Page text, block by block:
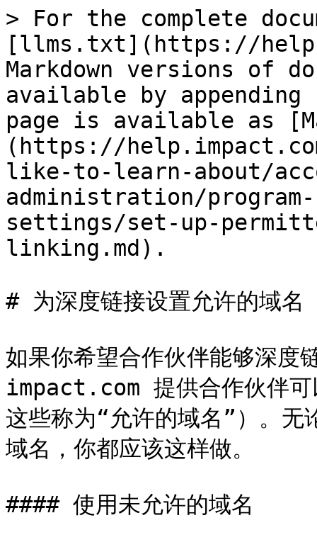
> For the complete
[llms.txt](https://
Markdown versions of
available by
page is available as
(https://
like-to-learn-about/
administration/
settings/set-up-
linking.md).
# 为深度链接设置允许的域名
如果你希望合作伙伴能够深度
impact.com 提供合作伙伴
这些称为“允许的域名”）。无
域名，你都应该这样做。
#### 使用未允许的域名